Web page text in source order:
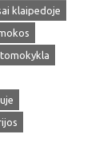
klaipedoje